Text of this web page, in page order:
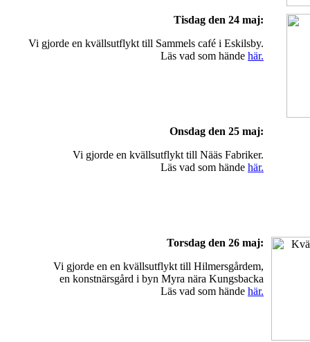
Tisdag den 24 maj:
Vi gjorde en kvällsutflykt till Sammels café i Eskilsby.
Läs vad som hände här.
Onsdag den 25 maj:
Vi gjorde en kvällsutflykt till Nääs Fabriker.
Läs vad som hände här.
Torsdag den 26 maj:
Vi gjorde en en kvällsutflykt till Hilmersgårdem,
en konstnärsgård i byn Myra nära Kungsbacka
Läs vad som hände här.